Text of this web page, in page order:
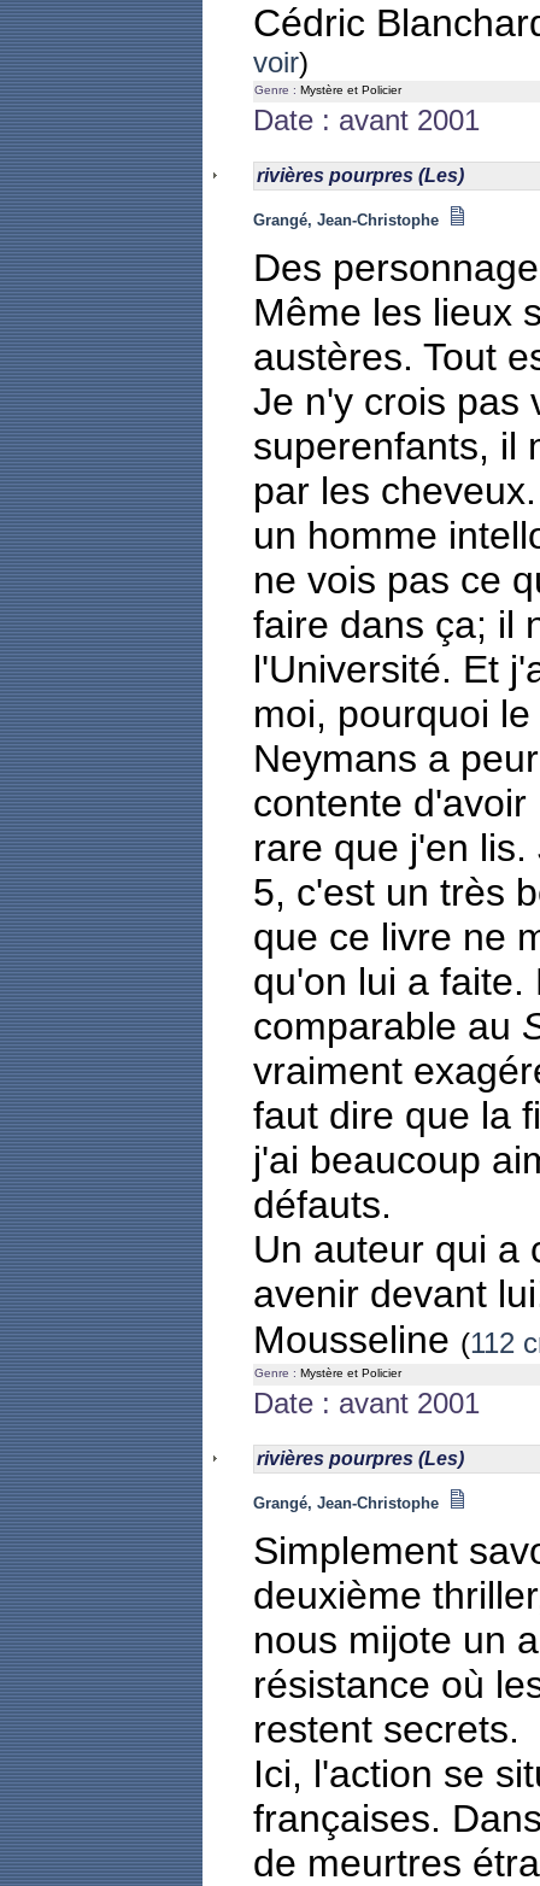
Cédric
voir)
Genre : Mystère et Policier
Date : avant 2001
rivières pourpres (Les)
Grangé, Jean-Christophe
Des
Même les lieux
austères. Tout
Je n'y crois pas
superenfants, il
par les
un homme
ne vois pas ce
faire dans ça; il
l'Université. Et
moi, pourquoi
Neymans a
contente
rare que j'en
5, c'est un très
que ce livre ne
qu'on lui a faite.
comparable au
vraiment
faut dire que la
j'ai beaucoup
défauts.
Un auteur qui a
avenir devant
Mousseline (112
Genre : Mystère et Policier
Date : avant 2001
rivières pourpres (Les)
Grangé, Jean-Christophe
Simplement
deuxième
nous mijote un
résistance où
restent secrets.
Ici, l'action se
françaises.
de meurtres